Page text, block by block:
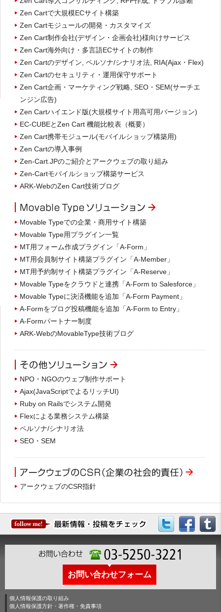
Zen Cartで大規模ECサイト構築
Zen Cartモジュールの開発・カスタマイズ
Zen Cart制作会社(デザイン・企画会社)様向けサービス
Zen Cart海外向け・多言語ECサイトの制作
Zen Cartのデザイン, ペルソナ/シナリオ法, RIA(Ajax・Flex)
Zen Cartのセキュリティ・運用保守サポート
Zen Cart企画・マーケティング戦略, SEO・SEM(サーチエ
ンジン広告)
Zen Cartハイエンド版(大規模サイト用高可用バージョン)
EC-CUBEとZen Cart 機能比較表（概要）
Zen Cart携帯モジュール(モバイルショップ構築用)
Zen Cartの導入事例
Zen-Cart.JPのご紹介とアークウェブの取り組み
Zen-Cartモバイルショップ構築サービス
ARK-WebのZen Cart技術ブログ
Movable Typeでの企業・商用サイト構築
Movable Type用プラグイン一覧
MT用フォーム作成プラグイン「A-Form」
MT用会員制サイト構築プラグイン「A-Member」
MT用予約制サイト構築プラグイン「A-Reserve」
Movable Typeをクラウドと連携「A-Form to Salesforce」
Movable Typeに決済機能を追加「A-Form Payment」
A-Formをブログ投稿機能を追加「A-Form to Entry」
A-Formパートナー制度
ARK-WebのMovableType技術ブログ
NPO・NGOのウェブ制作サポート
Ajax(JavaScriptでよるリッチUI)
Ruby on Railsでシステム開発
Flexによる業務システム構築
ペルソナ/シナリオ法
SEO・SEM
アークウェブのCSR指針
お問い合わせフォーム
個人情報保護の取り組み
個人情報保護方針・著作権・免責事項